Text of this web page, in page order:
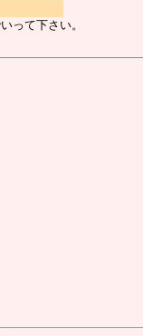
って下さい。